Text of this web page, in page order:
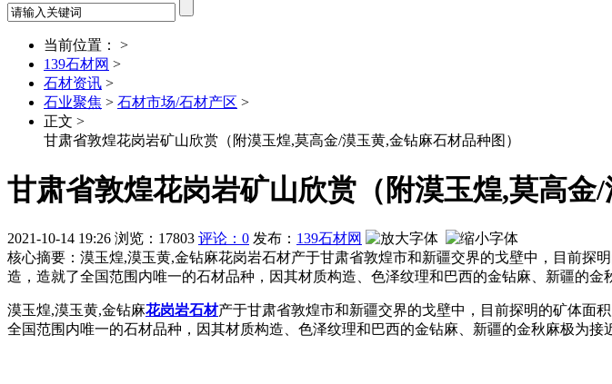
当前位置： >
139石材网 >
石材资讯 >
石业聚焦 > 石材市场/石材产区 >
正文 >
甘肃省敦煌花岗岩矿山欣赏（附漠玉煌,莫高金/漠玉黄,金钻麻石材品种图）
甘肃省敦煌花岗岩矿山欣赏（附漠玉煌,莫高金/
2021-10-14 19:26 浏览： 17803 评论：0 发布： 139石材网
核心摘要：漠玉煌,漠玉黄,金钻麻花岗岩石材产于甘肃省敦煌市和新疆交界的戈壁中，目前
造，造就了全国范围内唯一的石材品种，因其材质构造、色泽纹理和巴西的金钻麻、新疆的
漠玉煌,漠玉黄,金钻麻花岗岩石材产于甘肃省敦煌市和新疆交界的戈壁中，目前探明的矿体面
全国范围内唯一的石材品种，因其材质构造、色泽纹理和巴西的金钻麻、新疆的金秋麻极为